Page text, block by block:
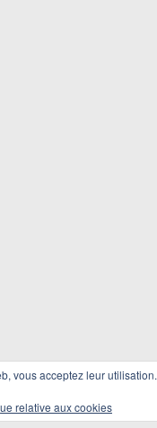
vous acceptez leur utilisation.
relative aux cookies